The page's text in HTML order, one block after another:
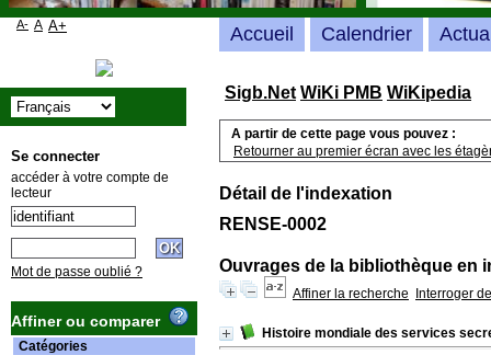
Sigb.Net WiKi PMB WiKipedia
A partir de cette page vous pouvez :
Retourner au premier écran avec les
Détail de l'indexation
RENSE-0002
Ouvrages de la bibliothèque en
Affiner la recherche Interroger
Histoire mondiale des services
Accueil Calendrier
A- A A+
Se connecter
accéder à votre compte de
lecteur
Mot de passe oublié ?
Affiner ou comparer
Catégories